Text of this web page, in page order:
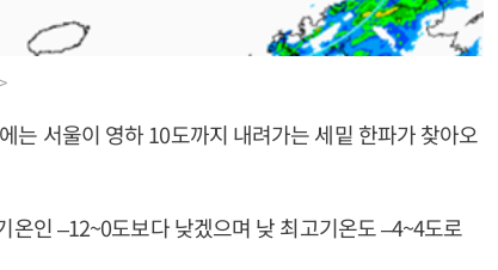
는 서울이 영하 10도까지 내려가는 세밑 한파가 찾아오
인 –12~0도보다 낮겠으며 낮 최고기온도 –4~4도로